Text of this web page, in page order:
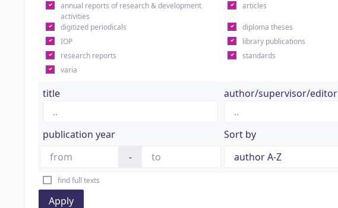
annual reports of research & development
activities
articles
digitized periodicals diploma theses
IOP
library publications
research reports
standards
varia
title author/supervisor/editor
publication year
-
Sort by
find full texts
Apply